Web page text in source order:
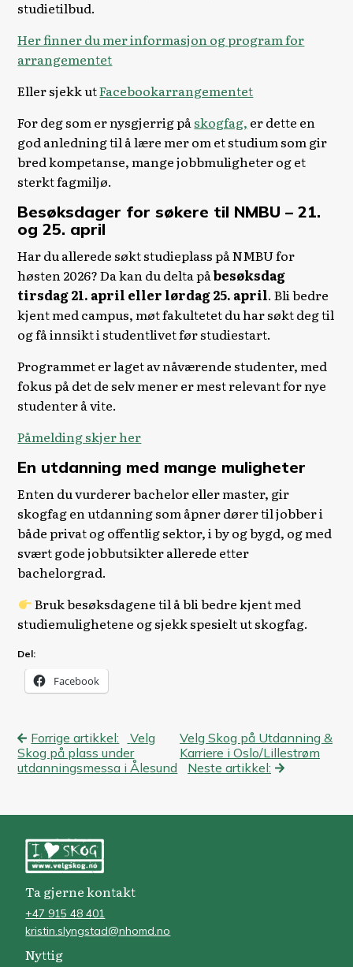
studietilbud.
Her finner du mer informasjon og program for
arrangementet
Eller sjekk utFacebookarrangementet
For deg som er nysgjerrig påskogfag, er dette en
god anledning til å lære mer om et studium som gir
bred kompetanse, mange jobbmuligheter og et
sterkt fagmiljø.
Besøksdager for søkere til NMBU – 21.
og 25. april
Har du allerede søkt studieplass på NMBU for
høsten 2026? Da kan du delta påbesøksdag
tirsdag 21. april eller lørdag 25. april. Bli bedre
kjent med campus, møt fakultetet du har søkt deg til
og få innsikt i studentlivet før studiestart.
Programmet er laget av nåværende studenter, med
fokus på det de selv mener er mest relevant for nye
studenter å vite.
Påmelding skjer her
En utdanning med mange muligheter
Enten du vurderer bachelor eller master, gir
skogfag en utdanning som åpner dører til jobber i
både privat og offentlig sektor, i by og bygd, og med
svært gode jobbutsikter allerede etter
bachelorgrad.
Bruk besøksdagene til å bli bedre kjent med
studiemulighetene og sjekk spesielt ut skogfag.
Del:
Facebook
Innleggsnavigasjon
Forrige artikkel:
Velg
Skog på plass under
utdanningsmessa i Ålesund
Velg Skog på Utdanning &
Karriere i Oslo/Lillestrøm
Neste artikkel:
Ta gjerne kontakt
+47 915 48 401
kristin.slyngstad@nhomd.no
Nyttig